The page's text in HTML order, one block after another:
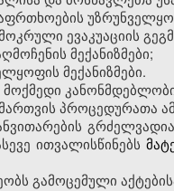
ევაკუაციის
მექანიზმები;
მექანიზმები.
პროცედურათა
ითვალისწინებს
გამოცემული